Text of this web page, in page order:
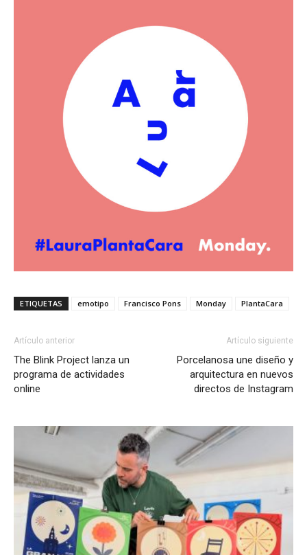
ETIQUETAS emotipo Francisco Pons Monday PlantaCara
Artículo anterior
The Blink Project lanza un
programa de actividades
online
Artículo siguiente
Porcelanosa une diseño y
arquitectura en nuevos
directos de Instagram